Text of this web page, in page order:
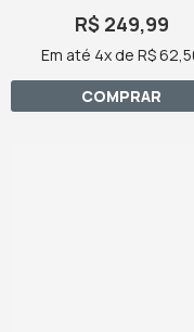
R$ 249,99
Em até 4x de R$
COMPRAR